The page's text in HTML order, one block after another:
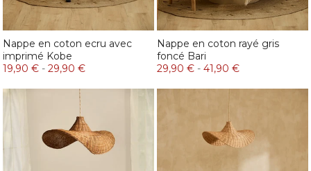
Nappe en coton ecru avec
imprimé Kobe
19,90 € - 29,90 €
Nappe en coton rayé gris
foncé Bari
29,90 € - 41,90 €